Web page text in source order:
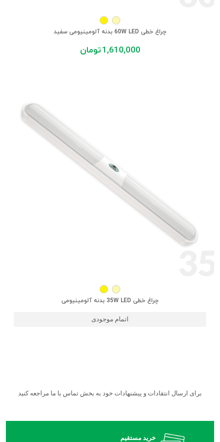
چراغ خطی 60W LED بدنه آلومینیومی سفید
1,610,000تومان
چراغ خطی 35W LED بدنه آلومینیومی
اتمام موجودی
برای ارسال انتقادات و پیشنهادات خود به بخش تماس با ما مراجعه کنید
خرید مستقیم